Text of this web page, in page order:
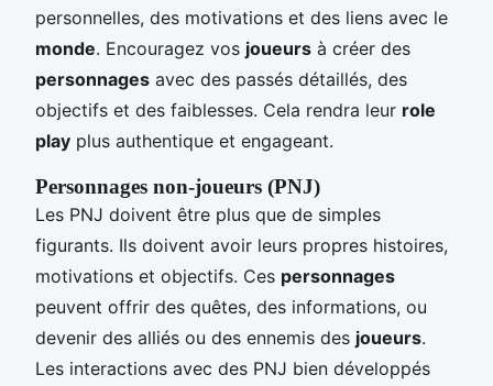
personnelles, des motivations et des liens avec le
monde. Encouragez vos joueurs à créer des
personnages avec des passés détaillés, des
objectifs et des faiblesses. Cela rendra leur role
play plus authentique et engageant.
Personnages non-joueurs (PNJ)
Les PNJ doivent être plus que de simples
figurants. Ils doivent avoir leurs propres histoires,
motivations et objectifs. Ces personnages
peuvent offrir des quêtes, des informations, ou
devenir des alliés ou des ennemis des joueurs.
Les interactions avec des PNJ bien développés